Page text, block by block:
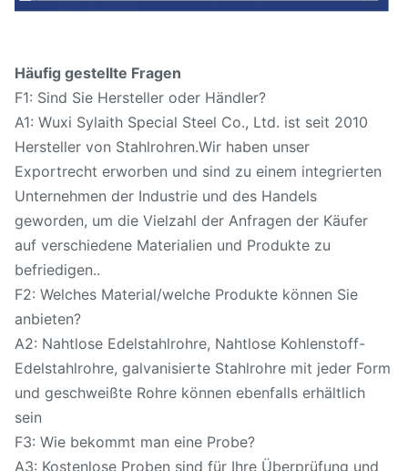
Häufig gestellte Fragen
F1: Sind Sie Hersteller oder Händler?
A1: Wuxi Sylaith Special Steel Co., Ltd. ist seit 2010
Hersteller von Stahlrohren.Wir haben unser
Exportrecht erworben und sind zu einem integrierten
Unternehmen der Industrie und des Handels
geworden, um die Vielzahl der Anfragen der Käufer
auf verschiedene Materialien und Produkte zu
befriedigen..
F2: Welches Material/welche Produkte können Sie
anbieten?
A2: Nahtlose Edelstahlrohre, Nahtlose Kohlenstoff-
Edelstahlrohre, galvanisierte Stahlrohre mit jeder Form
und geschweißte Rohre können ebenfalls erhältlich
sein
F3: Wie bekommt man eine Probe?
A3: Kostenlose Proben sind für Ihre Überprüfung und